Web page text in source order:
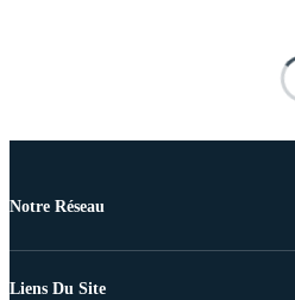
Notre Réseau
Liens Du Site